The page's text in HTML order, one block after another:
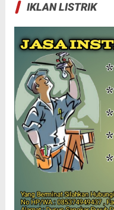
IKLAN LISTRIK